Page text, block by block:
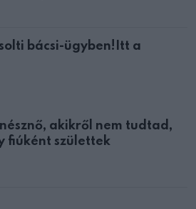
bácsi-ügyben!Itt a
akikről nem tudtad,
fiúként születtek